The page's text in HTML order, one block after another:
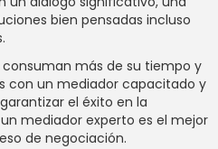
bien pensadas incluso
más de su tiempo y
con un mediador capacitado y
el éxito en la
mediador experto es el mejor
de negociación.